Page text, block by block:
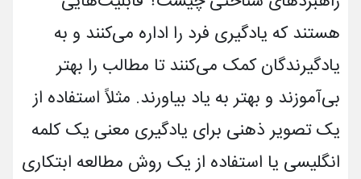
هستند که یادگیری فرد را اداره می‌­کنند و به
یادگیرندگان کمک می‌­کنند تا مطالب را بهتر
بی‌آموزند و بهتر به یاد بیاورند. مثلاً استفاده از
یک تصویر ذهنی برای یادگیری معنی یک کلمه
انگلیسی یا استفاده از یک روش مطالعه ابتکاری